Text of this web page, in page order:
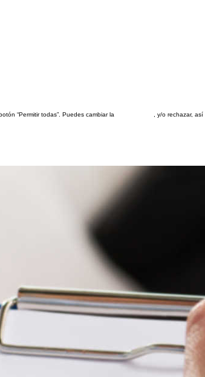
“Permitir todas”. Puedes cambiar la
, y/o rechazar,